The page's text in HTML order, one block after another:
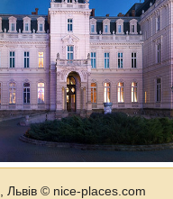
Львів© nice-places.com